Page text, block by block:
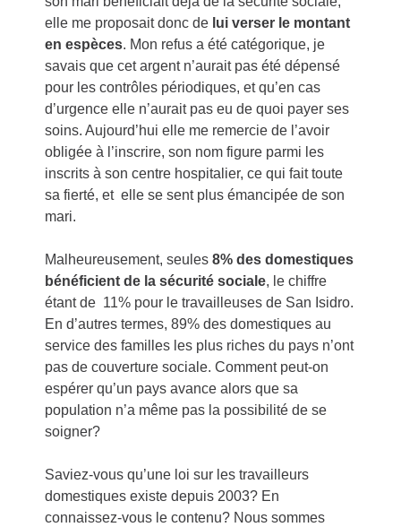
elle me proposait donc de lui verser le montant
en espèces. Mon refus a été catégorique, je
savais que cet argent n’aurait pas été dépensé
pour les contrôles périodiques, et qu’en cas
d’urgence elle n’aurait pas eu de quoi payer ses
soins. Aujourd’hui elle me remercie de l’avoir
obligée à l’inscrire, son nom figure parmi les
inscrits à son centre hospitalier, ce qui fait toute
sa fierté, et elle se sent plus émancipée de son
mari.
Malheureusement, seules8% des domestiques
bénéficient de la sécurité sociale, le chiffre
étant de 11% pour le travailleuses de San Isidro.
En d’autres termes, 89% des domestiques au
service des familles les plus riches du pays n’ont
pas de couverture sociale. Comment peut-on
espérer qu’un pays avance alors que sa
population n’a même pas la possibilité de se
soigner?
Saviez-vous qu’une loi sur les travailleurs
domestiques existe depuis 2003? En
connaissez-vous le contenu? Nous sommes